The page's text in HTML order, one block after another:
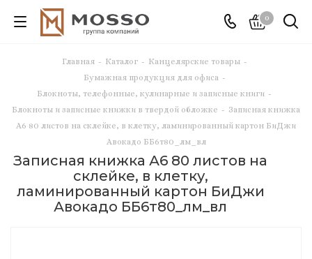
0
Главная - Каталог - Канцелярские товары -
Бумажная продукция для офиса -
Блокноты, телефонные, кулинарные и записные книги -
Блокноты и записные книжки в твердой обложке - Записная книжка
А6 80 листов на склейке, в клетку, ламинированный картон БиДжи
Авокадо ББ6т80_лм_вл
Записная книжка А6 80 листов на
склейке, в клетку,
ламинированный картон БиДжи
Авокадо ББ6т80_лм_вл